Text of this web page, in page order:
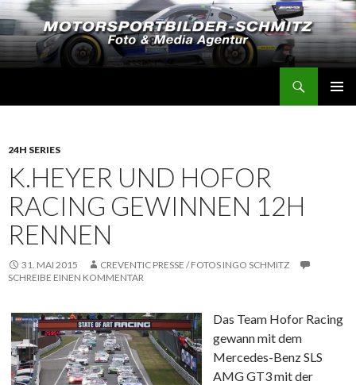
24H SERIES
K.HEYER UND HOFOR
RACING GEWINNEN 12H
RENNEN
31. MAI 2015
CREVENTIC PRESSE / FOTOS INGO SCHMITZ
SCHREIBE EINEN KOMMENTAR
Das Team Hofor Racing
gewann mit dem
Mercedes-Benz SLS
AMG GT3 mit der